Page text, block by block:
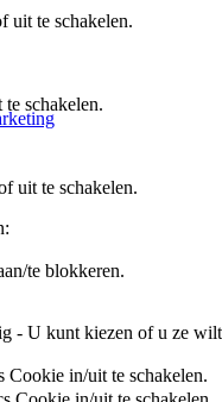
uit te schakelen.
schakelen.
uit te schakelen.
te blokkeren.
- U kunt kiezen of u ze wilt
in/uit te schakelen.